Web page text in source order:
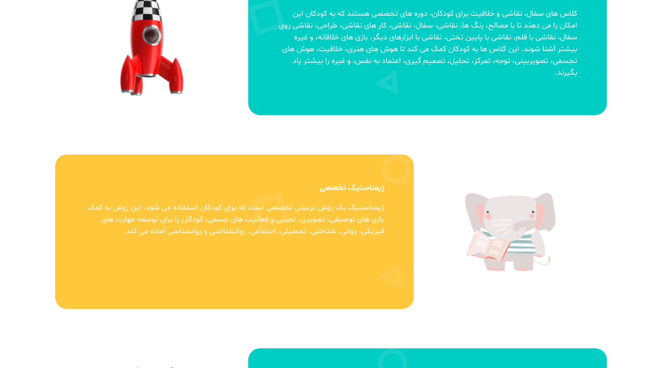
کلاس های سفال، نقاشی و خلاقیت برای کودکان، دوره های تخصصی هستند که به کودکان این
امکان را می دهند تا با مصالح، رنگ ها، نقاشی، سفال، نقاشی، کار های نقاشی، طراحی، نقاشی روی
سفال، نقاشی با قلم، نقاشی با پایین تختی، نقاشی با ابزارهای دیگر، بازی های خلاقانه، و غیره
بیشتر آشنا شوند. این کلاس ها به کودکان کمک می کند تا هوش های هنری، خلاقیت، هوش های
تجسمی، تصویربینی، توجه، تمرکز، تحلیل، تصمیم گیری، اعتماد به نفس، و غیره را بیشتر یاد
بگیرند.
ژیمناستیک تخصصی
ژیمناستیک یک روش تربیتی تخصصی است که برای کودکان استفاده می شود. این روش به کمک
بازی های توصیفی، تصویری، تجربی و فعالیت های جسمی، کودکان را برای توسعه مهارت های
فیزیکی، روانی، شناختی، تحصیلی، اجتماعی، روانشناختی و روانشناسی آماده می کند.